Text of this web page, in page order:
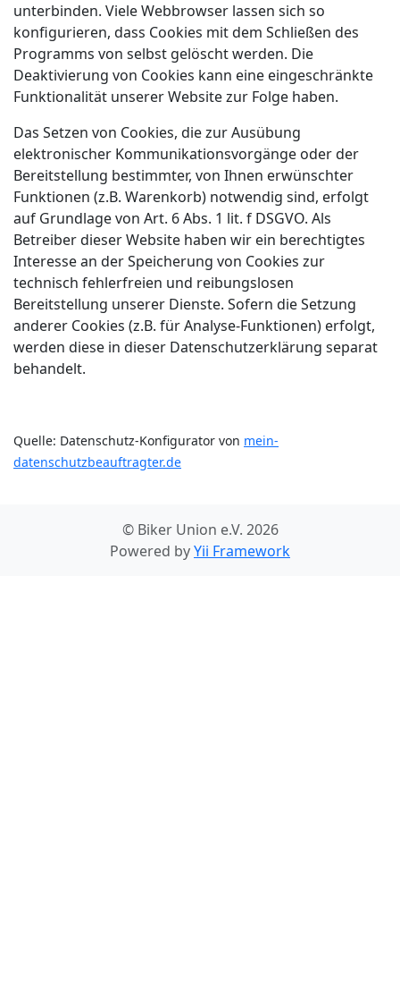
unterbinden. Viele Webbrowser lassen sich so
konfigurieren, dass Cookies mit dem Schließen des
Programms von selbst gelöscht werden. Die
Deaktivierung von Cookies kann eine eingeschränkte
Funktionalität unserer Website zur Folge haben.
Das Setzen von Cookies, die zur Ausübung
elektronischer Kommunikationsvorgänge oder der
Bereitstellung bestimmter, von Ihnen erwünschter
Funktionen (z.B. Warenkorb) notwendig sind, erfolgt
auf Grundlage von Art. 6 Abs. 1 lit. f DSGVO. Als
Betreiber dieser Website haben wir ein berechtigtes
Interesse an der Speicherung von Cookies zur
technisch fehlerfreien und reibungslosen
Bereitstellung unserer Dienste. Sofern die Setzung
anderer Cookies (z.B. für Analyse-Funktionen) erfolgt,
werden diese in dieser Datenschutzerklärung separat
behandelt.
Quelle: Datenschutz-Konfigurator von mein-
datenschutzbeauftragter.de
© Biker Union e.V. 2026
Powered byYii Framework